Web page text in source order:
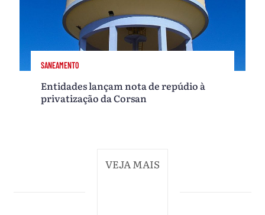
SANEAMENTO
Entidades lançam nota de repúdio à
privatização da Corsan
VEJA MAIS